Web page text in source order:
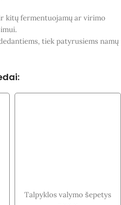
kitų fermentuojamų ar virimo
tiek patyrusiems namų
Talpyklos valymo šepetys